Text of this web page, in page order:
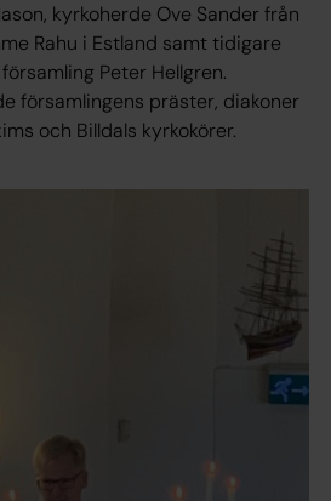
kyrkoherde Ove Sander från
Rahu i Estland samt tidigare
Peter Hellgren.
församlingens präster, diakoner
och Billdals kyrkokörer.